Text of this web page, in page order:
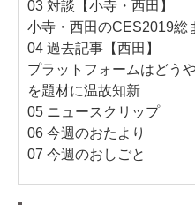
03 対談【小寺・西田】
小寺・西田のCES2019総
04 過去記事【西田】
プラットフォームはどう
を題材に温故知新
05 ニュースクリップ
06 今週のおたより
07 今週のおしごと